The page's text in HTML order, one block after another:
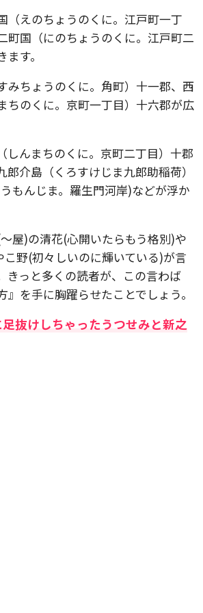
（えのちょうのくに。江戸町一丁
町国（にのちょうのくに。江戸町二
す。
みちょうのくに。角町）十一郡、西
ちのくに。京町一丁目）十六郡が広
しんまちのくに。京町二丁目）十郡
郎介島（くろすけじま九郎助稲荷）
もんじま。羅生門河岸)などが浮か
屋)の清花(心開いたらもう格別)や
野(初々しいのに輝いている)が言
きっと多くの読者が、この言わば
』を手に胸躍らせたことでしょう。
抜けしちゃったうつせみと新之